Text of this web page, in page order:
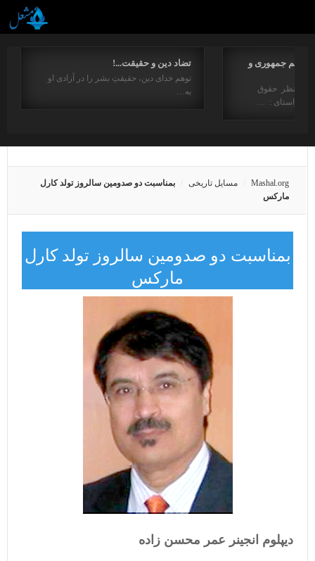
تضاد دین و حقیقت...!
توهم خدای دین، حقیقتِ بشر را در آزادی او
به…
جمهوری و
از منظر حقوق
در راستای : …
Mashal.org مسایل تاریخی
بمناسبت دو صدومین سالروز تولد کارل
مارکس
بمناسبت دو صدومین سالروز تولد کارل
مارکس
دیپلوم انجینر عمر محسن زاده